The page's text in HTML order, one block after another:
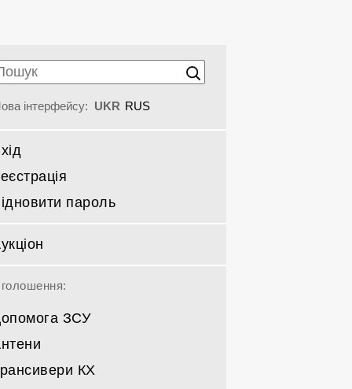
інтерфейсу: UKR RUS
пароль
ЗСУ
Спрямовані КВ
КХ